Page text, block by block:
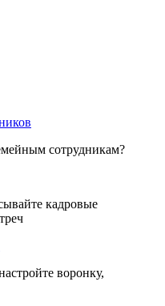
сотрудникам?
кадровые
воронку,